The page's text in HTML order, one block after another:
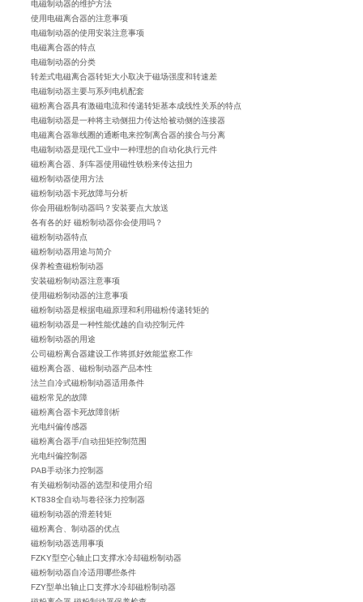
电磁制动器的维护方法
使用电磁离合器的注意事项
电磁制动器的使用安装注意事项
电磁离合器的特点
电磁制动器的分类
转差式电磁离合器转矩大小取决于磁场强度和转速差
电磁制动器主要与系列电机配套
磁粉离合器具有激磁电流和传递转矩基本成线性关系的特点
电磁制动器是一种将主动侧扭力传达给被动侧的连接器
电磁离合器靠线圈的通断电来控制离合器的接合与分离
电磁制动器是现代工业中一种理想的自动化执行元件
磁粉离合器、刹车器使用磁性铁粉来传达扭力
磁粉制动器使用方法
磁粉制动器卡死故障与分析
你会用磁粉制动器吗？安装要点大放送
各有各的好 磁粉制动器你会使用吗？
磁粉制动器特点
磁粉制动器用途与简介
保养检查磁粉制动器
安装磁粉制动器注意事项
使用磁粉制动器的注意事项
磁粉制动器是根据电磁原理和利用磁粉传递转矩的
磁粉制动器是一种性能优越的自动控制元件
磁粉制动器的用途
公司磁粉离合器建设工作将抓好效能监察工作
磁粉离合器、磁粉制动器产品本性
法兰自冷式磁粉制动器适用条件
磁粉常见的故障
磁粉离合器卡死故障剖析
光电纠偏传感器
磁粉离合器手/自动扭矩控制范围
光电纠偏控制器
PAB手动张力控制器
有关磁粉制动器的选型和使用介绍
KT838全自动与卷径张力控制器
磁粉制动器的滑差转矩
磁粉离合、制动器的优点
磁粉制动器选用事项
FZKY型空心轴止口支撑水冷却磁粉制动器
磁粉制动器自冷适用哪些条件
FZY型单出轴止口支撑水冷却磁粉制动器